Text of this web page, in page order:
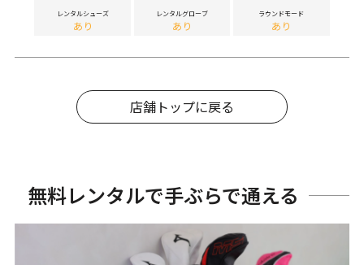
レンタルシューズ
あり
レンタルグローブ
あり
ラウンドモード
あり
店舗トップに戻る
無料レンタルで手ぶらで通える